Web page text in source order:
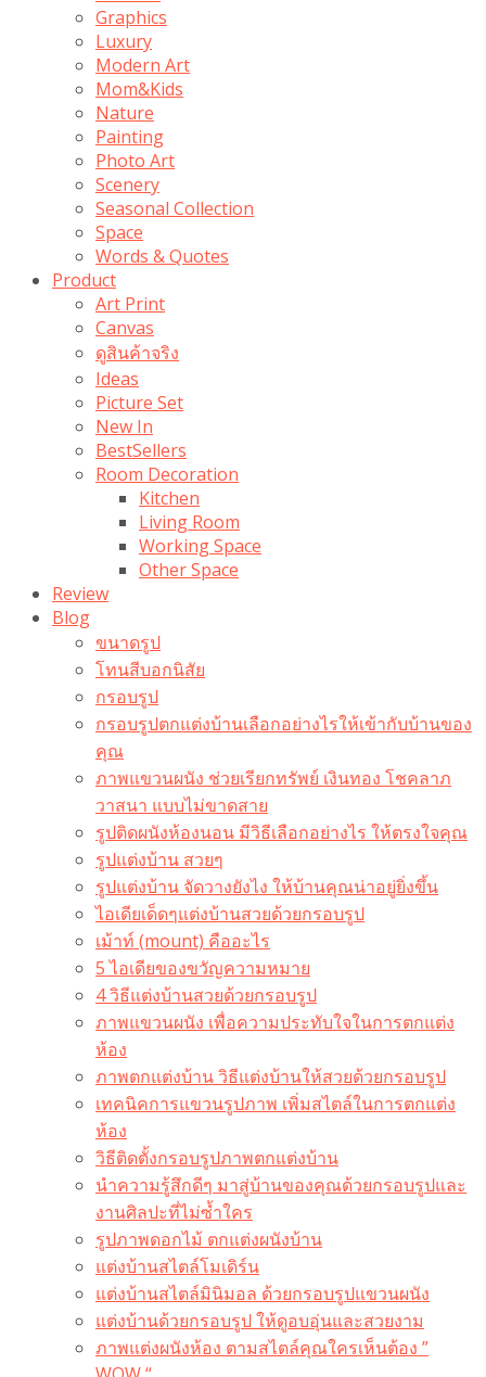
Graphics
Luxury
Modern Art
Mom&Kids
Nature
Painting
Photo Art
Scenery
Seasonal Collection
Space
Words & Quotes
Product
Art Print
Canvas
ดูสินค้าจริง
Ideas
Picture Set
New In
BestSellers
Room Decoration
Kitchen
Living Room
Working Space
Other Space
Review
Blog
ขนาดรูป
โทนสีบอกนิสัย
กรอบรูป
กรอบรูปตกแต่งบ้านเลือกอย่างไรให้เข้ากับบ้านของ
คุณ
ภาพแขวนผนัง ช่วยเรียกทรัพย์ เงินทอง โชคลาภ
วาสนา แบบไม่ขาดสาย
รูปติดผนังห้องนอน มีวิธีเลือกอย่างไร ให้ตรงใจคุณ
รูปแต่งบ้าน สวยๆ
รูปแต่งบ้าน จัดวางยังไง ให้บ้านคุณน่าอยู่ยิ่งขึ้น
ไอเดียเด็ดๆแต่งบ้านสวยด้วยกรอบรูป
เม้าท์ (mount) คืออะไร​
5 ไอเดียของขวัญความหมาย
4 วิธีแต่งบ้านสวยด้วยกรอบรูป
ภาพแขวนผนัง เพื่อความประทับใจในการตกแต่ง
ห้อง
ภาพตกแต่งบ้าน วิธีแต่งบ้านให้สวยด้วยกรอบรูป
เทคนิคการแขวนรูปภาพ เพิ่มสไตล์ในการตกแต่ง
ห้อง
วิธีติดตั้งกรอบรูปภาพตกแต่งบ้าน
นำความรู้สึกดีๆ มาสู่บ้านของคุณด้วยกรอบรูปและ
งานศิลปะที่ไม่ซ้ำใคร
รูปภาพดอกไม้ ตกแต่งผนังบ้าน
แต่งบ้านสไตล์โมเดิร์น
แต่งบ้านสไตล์มินิมอล ด้วยกรอบรูปแขวนผนัง
แต่งบ้านด้วยกรอบรูป ให้ดูอบอุ่นและสวยงาม
ภาพแต่งผนังห้อง ตามสไตล์คุณใครเห็นต้อง ”